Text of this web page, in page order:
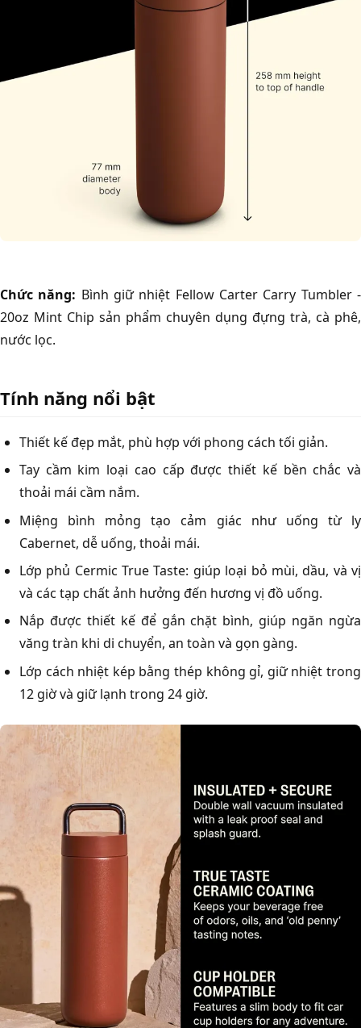
Chức năng: Bình giữ nhiệt Fellow Carter Carry Tumbler -
20oz Mint Chip sản phẩm chuyên dụng đựng trà, cà phê,
nước lọc.
Tính năng nổi bật
Thiết kế đẹp mắt, phù hợp với phong cách tối giản.
Tay cầm kim loại cao cấp được thiết kế bền chắc và
thoải mái cầm nắm.
Miệng bình mỏng tạo cảm giác như uống từ ly
Cabernet, dễ uống, thoải mái.
Lớp phủ Cermic True Taste: giúp loại bỏ mùi, dầu, và vị
và các tạp chất ảnh hưởng đến hương vị đồ uống.
Nắp được thiết kế để gắn chặt bình, giúp ngăn ngừa
văng tràn khi di chuyển, an toàn và gọn gàng.
Lớp cách nhiệt kép bằng thép không gỉ, giữ nhiệt trong
12 giờ và giữ lạnh trong 24 giờ.